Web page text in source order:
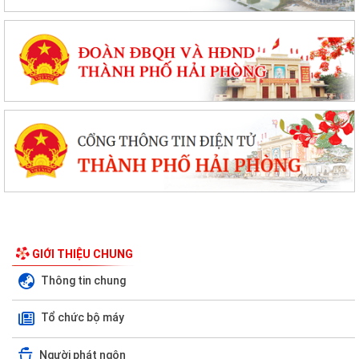
GIỚI THIỆU CHUNG
Thông tin chung
Tổ chức bộ máy
Người phát ngôn
Kế hoạch 90 ngày làm sạch, làm giàu, chuẩn hóa dữ liệu của 12 cơ
sở dữ liệu chuyên ngành y tế của...